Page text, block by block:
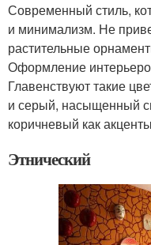
Современный стиль,
и минимализм. Не
растительные
Оформление
Главенствуют такие
и серый, насыщенный
коричневый как
Этнический